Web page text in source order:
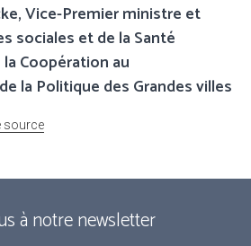
Vice-Premier ministre et
sociales et de la Santé
Coopération au
la Politique des Grandes villes
source
à notre newsletter